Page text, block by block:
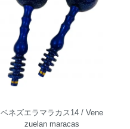
ベネズエラマラカス14 / Vene
zuelan maracas